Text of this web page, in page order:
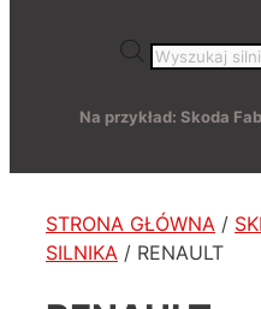
Na przykład: Skoda
STRONA GŁÓWNA /
SILNIKA / RENAULT